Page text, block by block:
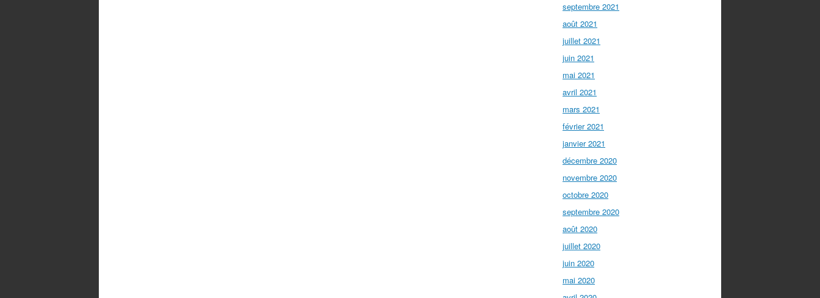
septembre 2021
août 2021
juillet 2021
juin 2021
mai 2021
avril 2021
mars 2021
février 2021
janvier 2021
décembre 2020
novembre 2020
octobre 2020
septembre 2020
août 2020
juillet 2020
juin 2020
mai 2020